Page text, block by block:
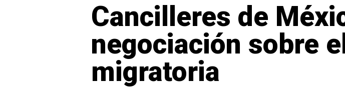
Cancilleres de
negociación sobre
migratoria